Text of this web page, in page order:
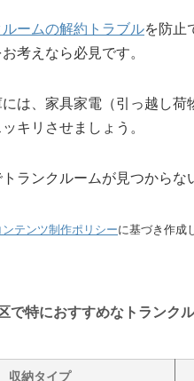
ルームの解約トラブルを防止
考えなら必見です。
は、家具家電（引っ越し荷
キリさせましょう。
ランクルームが見つからな
ンテンツ制作ポリシーに基づき作成
で特におすすめなトランク
収納タイプ